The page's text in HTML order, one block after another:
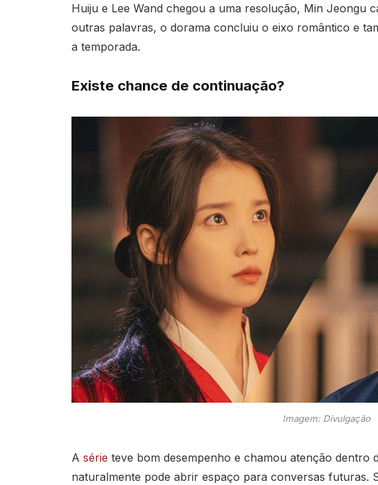
Huiju e Lee Wand chegou a uma resolução, Min Jeongu
outras palavras, o dorama concluiu o eixo romântico e
a temporada.
Existe chance de continuação?
Imagem: Divulgação
A série teve bom desempenho e chamou atenção dentro
naturalmente pode abrir espaço para conversas futuras.